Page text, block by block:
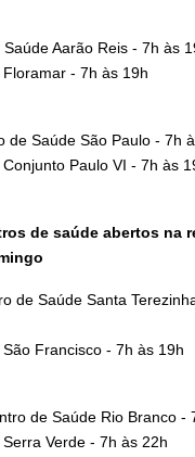
Aarão Reis - 7h às
- 7h às 19h
de Saúde São Paulo - 7h
Paulo VI - 7h às
de saúde abertos na
de Saúde Santa
Francisco - 7h às 19h
de Saúde Rio Branco -
Verde - 7h às 22h